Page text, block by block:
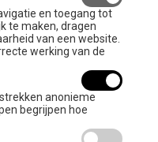
en toegang tot
te maken, dragen
van een website.
werking van de
anonieme
begrijpen hoe